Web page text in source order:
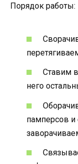
Порядок работы:
Ставим
него
памперсов и